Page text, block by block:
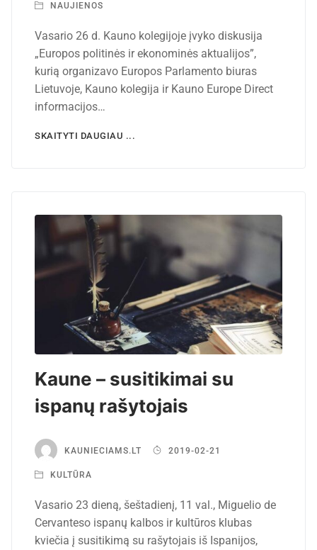
NAUJIENOS
Vasario 26 d. Kauno kolegijoje įvyko diskusija
„Europos politinės ir ekonominės aktualijos”,
kurią organizavo Europos Parlamento biuras
Lietuvoje, Kauno kolegija ir Kauno Europe Direct
informacijos…
SKAITYTI DAUGIAU ...
Kaune – susitikimai su
ispanų rašytojais
KAUNIECIAMS.LT 2019-02-21
KULTŪRA
Vasario 23 dieną, šeštadienį, 11 val., Miguelio de
Cervanteso ispanų kalbos ir kultūros klubas
kviečia į susitikimą su rašytojais iš Ispanijos,